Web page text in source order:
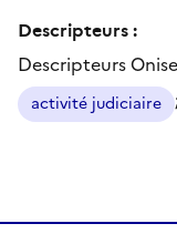
Descripteurs :
Descripteurs
activité judiciaire